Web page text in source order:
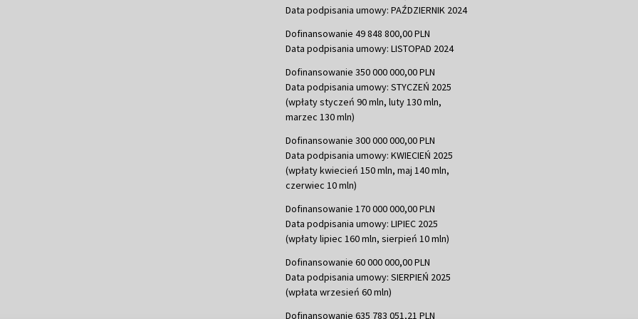
Data podpisania umowy: PAŹDZIERNIK 2024
Dofinansowanie 49 848 800,00 PLN
Data podpisania umowy: LISTOPAD 2024
Dofinansowanie 350 000 000,00 PLN
Data podpisania umowy: STYCZEŃ 2025
(wpłaty styczeń 90 mln, luty 130 mln,
marzec 130 mln)
Dofinansowanie 300 000 000,00 PLN
Data podpisania umowy: KWIECIEŃ 2025
(wpłaty kwiecień 150 mln, maj 140 mln,
czerwiec 10 mln)
Dofinansowanie 170 000 000,00 PLN
Data podpisania umowy: LIPIEC 2025
(wpłaty lipiec 160 mln, sierpień 10 mln)
Dofinansowanie 60 000 000,00 PLN
Data podpisania umowy: SIERPIEŃ 2025
(wpłata wrzesień 60 mln)
Dofinansowanie 635 783 051,21 PLN